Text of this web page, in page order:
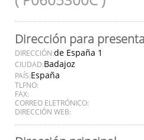
Dirección para
DIRECCIÓN:de España 1
CIUDAD:Badajoz
PAÍS:España
TLFNO:
FAX:
CORREO ELETRÓNICO:
DIRECCIÓN WEB: